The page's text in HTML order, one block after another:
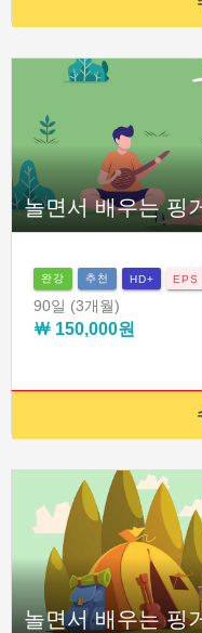
놀면서 배우는 핑
완강 추천 HD+ EPS
90일 (3개월)
￦ 150,000원
놀면서 배우는 핑